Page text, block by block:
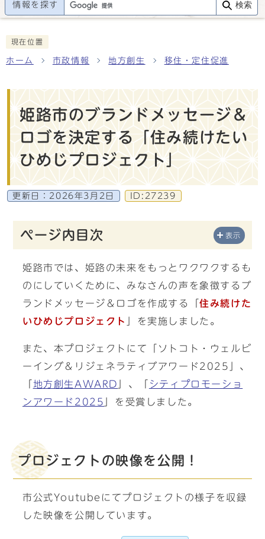
情報を探す 検索
現在位置
ホーム 市政情報 地方創生 移住・定住促進
姫路市のブランドメッセージ＆
ロゴを決定する「住み続けたい
ひめじプロジェクト」
更新日： 2026年3月2日 ID:27239
ページ内目次 表示
姫路市では、姫路の未来をもっとワクワクするも
のにしていくために、みなさんの声を象徴するブ
ランドメッセージ＆ロゴを作成する「住み続けた
いひめじプロジェクト
」を実施しました。
また、本プロジェクトにて「ソトコト・ウェルビ
ーイング＆リジェネラティブアワード2025」、
地方創生AWARD 」、「
シティプロモーショ
ンアワード2025
」を受賞しました。
プロジェクトの映像を公開！
市公式Youtubeにてプロジェクトの様子を収録
した映像を公開しています。